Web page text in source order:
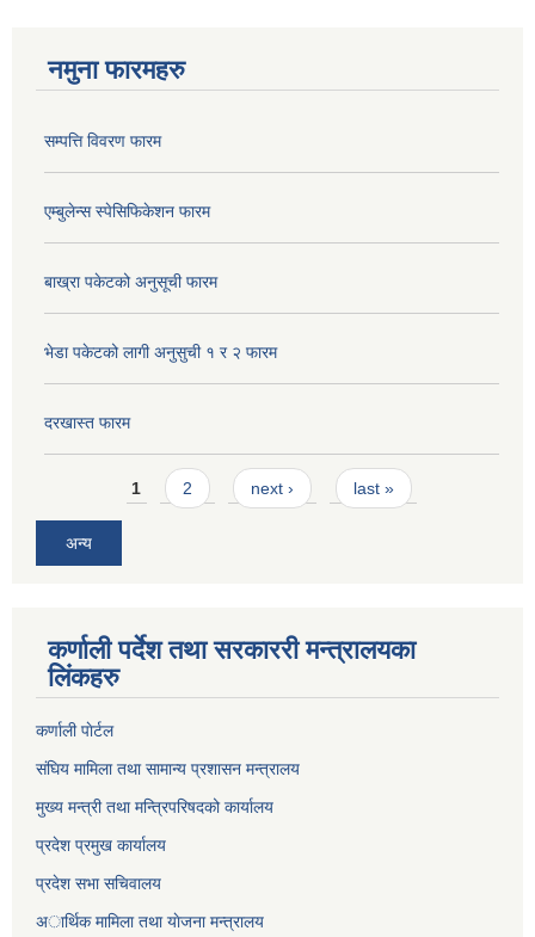
नमुना फारमहरु
सम्पत्ति विवरण फारम
एम्बुलेन्स स्पेसिफिकेशन फारम
बाख्रा पकेटको अनुसूची फारम
भेडा पकेटको लागी अनुसुची १ र २ फारम
दरखास्त फारम
Pages1 2 next › last »
अन्य
कर्णाली पर्देश तथा सरकाररी मन्त्रालयका
लिंकहरु
कर्णाली पाेर्टल
संघिय मामिला तथा सामान्य प्रशासन मन्त्रालय
मुख्य मन्त्री तथा मन्त्रिपरिषदको कार्यालय
प्रदेश प्रमुख कार्यालय
प्रदेश सभा सचिवालय
अार्थिक मामिला तथा याेजना मन्त्रालय